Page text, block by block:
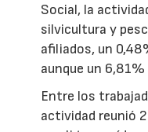
Social, la
silvicultura y
afiliados, un
aunque un
Entre los
actividad reunió